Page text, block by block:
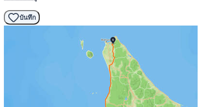
บันทึก